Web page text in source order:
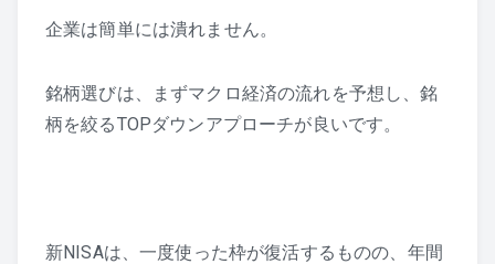
企業は簡単には潰れません。
銘柄選びは、まずマクロ経済の流れを予想し、銘
柄を絞るTOPダウンアプローチが良いです。
新NISAは、一度使った枠が復活するものの、年間